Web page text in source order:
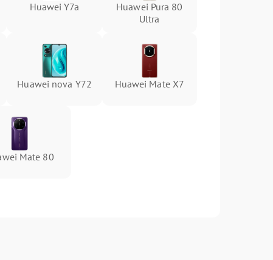
Huawei Y7a
Huawei Pura 80
Ultra
Huawei nova Y72 Huawei Mate X7
Mate 80